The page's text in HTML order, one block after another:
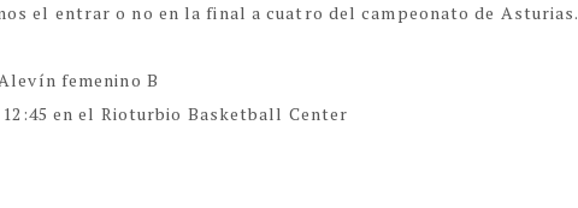
el entrar o no en la final a cuatro del campeonato de Asturias.
femenino B
en el Rioturbio Basketball Center